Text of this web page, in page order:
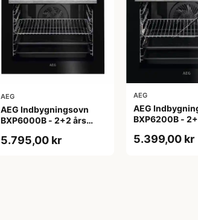
AEG
AEG Indbygningsovn
BXP6000B - 2+2 års
5.795,00 kr
AEG
AEG
BXP6200B -
5.399,00 kr